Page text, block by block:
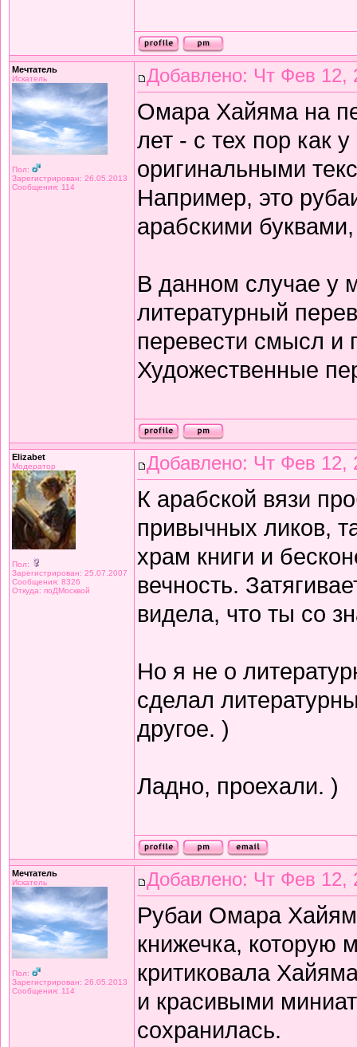
Мечтатель
Искатель
Пол:
Зарегистрирован: 26.05.2013
Сообщения: 114
Добавлено: Чт Фев 12,
Омара Хайяма на
лет - с тех пор как
оригинальными
Например, это
арабскими
В данном случае у
литературный
перевести смысл и
Художественные
Elizabet
Модератор
Пол:
Зарегистрирован: 25.07.2007
Сообщения: 8326
Откуда: поДМосквой
Добавлено: Чт Фев 12,
К арабской вязи
привычных ликов,
храм книги и
вечность.
видела, что ты со
Но я не о
сделал
другое. )
Ладно, проехали. )
Мечтатель
Искатель
Пол:
Зарегистрирован: 26.05.2013
Сообщения: 114
Добавлено: Чт Фев 12,
Рубаи Омара
книжечка, которую
критиковала
и красивыми
сохранилась.